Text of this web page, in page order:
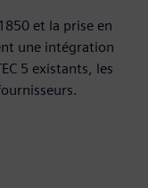
et la prise en
une intégration
5 existants, les